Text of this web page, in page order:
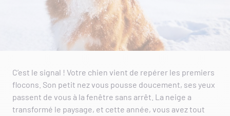
C’est le signal ! Votre chien vient de repérer les premiers
flocons. Son petit nez vous pousse doucement, ses yeux
passent de vous à la fenêtre sans arrêt. La neige a
transformé le paysage, et cette année, vous avez tout